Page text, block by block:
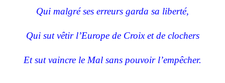
Qui malgré ses erreurs garda sa liberté,
Qui sut vêtir l’Europe de Croix et de clochers
Et sut vaincre le Mal sans pouvoir l’empêcher.